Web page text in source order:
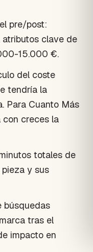
pre/post:
atributos clave de
15.000 €.
del coste
tendría la
Para Cuanto Más
con creces la
totales de
y sus
búsquedas
tras el
impacto en